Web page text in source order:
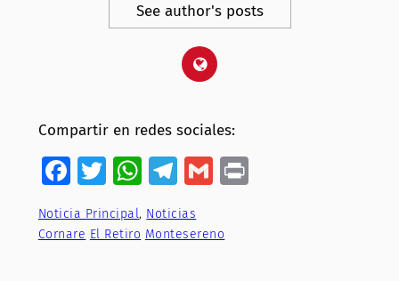
See author's posts
Compartir en redes sociales:
Facebook
Twitter
WhatsApp
Telegram
GmailPrint
Noticia Principal, Noticias
Cornare El Retiro Montesereno